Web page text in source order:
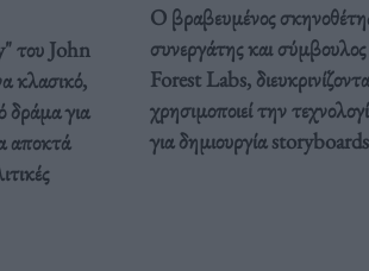
του John
κλασικό,
δράμα για
αποκτά
Ο βραβευμένος
συνεργάτης και
Forest Labs,
χρησιμοποιεί την
για δημιουργία